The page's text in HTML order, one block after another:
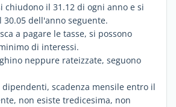
chiudono il 31.12 di ogni anno e si
dell'anno seguente.
a pagare le tasse, si possono
di interessi.
neppure rateizzate, seguono
scadenza mensile entro il
non esiste tredicesima, non